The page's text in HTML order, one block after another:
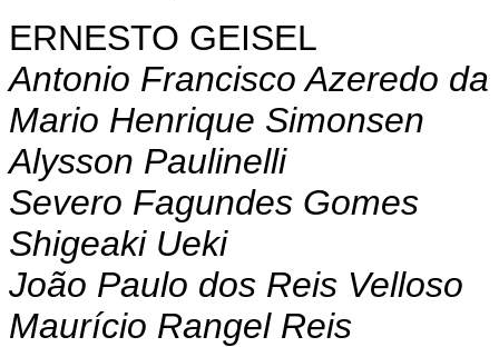
ERNESTO GEISEL
Antonio Francisco Azeredo da
Mario Henrique Simonsen
Alysson Paulinelli
Severo Fagundes Gomes
Shigeaki Ueki
João Paulo dos Reis Velloso
Maurício Rangel Reis